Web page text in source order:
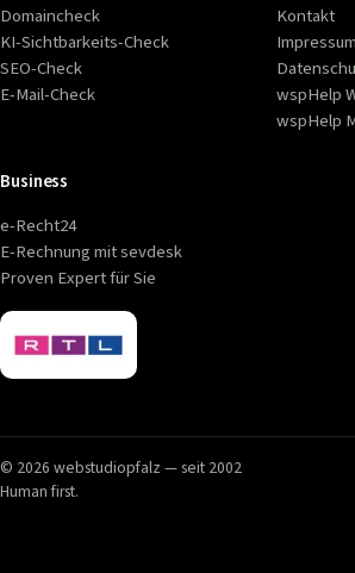
Domaincheck
KI-Sichtbarkeits-Check
SEO-Check
E-Mail-Check
Kontakt
Impressum
wspHelp
wspHelp
Business
e-Recht24
E-Rechnung mit sevdesk
Proven Expert für Sie
© 2026 webstudiopfalz — seit 2002
Human first.